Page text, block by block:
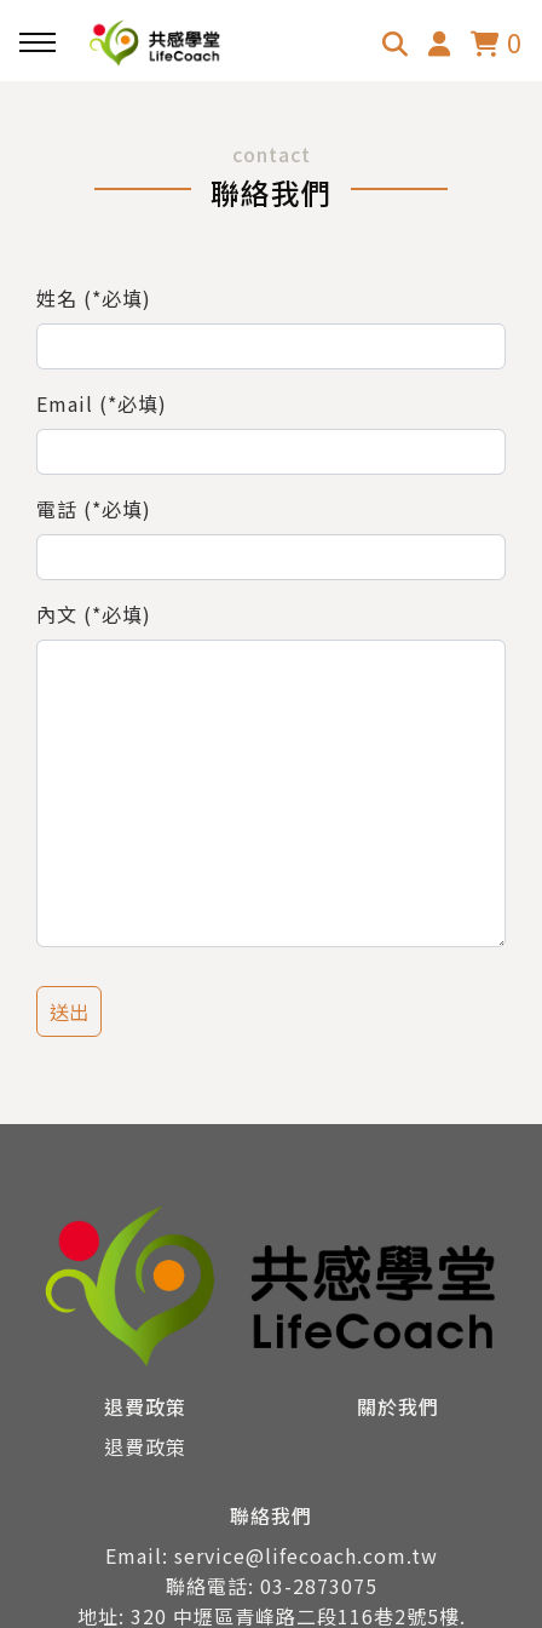
0
contact
聯絡我們
姓名 (*必填)
Email (*必填)
電話 (*必填)
內文 (*必填)
送出
退費政策
退費政策
關於我們
聯絡我們
Email: service@lifecoach.com.tw
聯絡電話: 03-2873075
地址: 320 中壢區青峰路二段116巷2號5樓.